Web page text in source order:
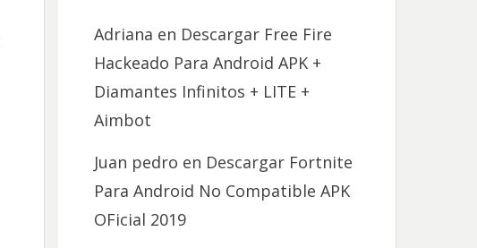
Adriana en Descargar Free Fire
Hackeado Para Android APK +
Diamantes Infinitos + LITE +
Aimbot
Juan pedro en Descargar Fortnite
Para Android No Compatible APK
OFicial 2019